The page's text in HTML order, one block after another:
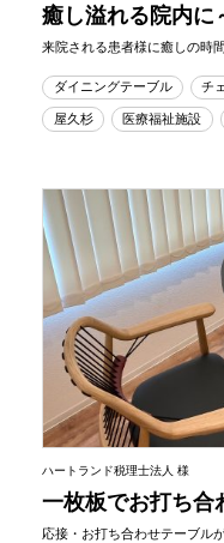
癒し溢れる院内に
来院される患者様に癒しの時
ダイニングテーブル チ
屋久杉
医療福祉施設
ハートランド税理士法人 様
一枚板でお打ち合
応接・お打ち合わせテーブル